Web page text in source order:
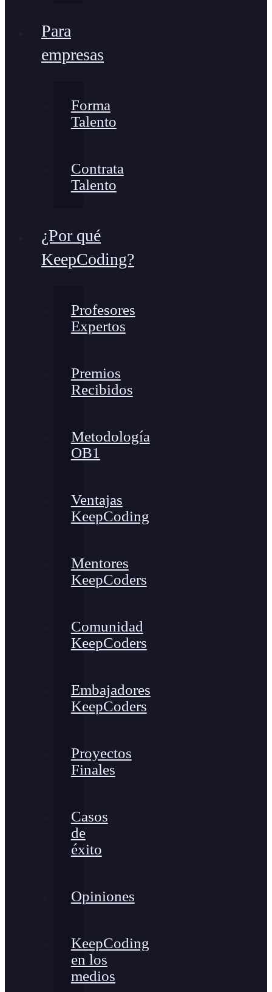
Para
empresas
Forma
Talento
Contrata
Talento
¿Por qué
KeepCoding?
Profesores
Expertos
Premios
Recibidos
Metodología
OB1
Ventajas
KeepCoding
Mentores
KeepCoders
Comunidad
KeepCoders
Embajadores
KeepCoders
Proyectos
Finales
Casos
de
éxito
Opiniones
KeepCoding
en los
medios